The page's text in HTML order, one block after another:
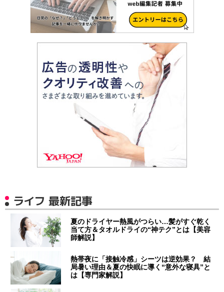
ライフ 最新記事
夏のドライヤー熱風がつらい…髪がすぐ乾く
当て方＆タオルドライの“神テク”とは【美容
師解説】
熱帯夜に「接触冷感」シーツは逆効果？ 結
局暑い理由＆夏の快眠に導く“意外な寝具”と
は【専門家解説】